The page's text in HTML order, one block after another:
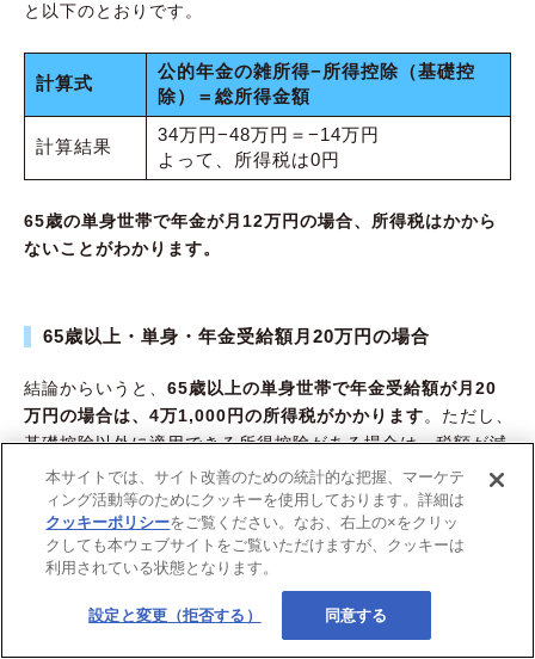
と以下のとおりです。
計算式
公的年金の雑所得−所得控除（基礎控
除）＝総所得金額
計算結果
34万円−48万円＝−14万円
よって、所得税は0円
65歳の単身世帯で年金が月12万円の場合、所得税はかから
ないことがわかります。
65歳以上・単身・年金受給額月20万円の場合
結論からいうと、 65歳以上の単身世帯で年金受給額が月20
万円の場合は、4万1,000円の所得税がかかります。ただし、
基礎控除以外に適用できる所得控除がある場合は、税額が減
る可能性もあるでしょう。具体的な計算方法を見ていきまし
ょう。
はじめに、年間の年金収入金額を計算します。計算式に当て
はめると、収入金額は以下のとおりです。
計算式
毎月の年金収入金額×12＝年間の年金収
本サイトでは、サイト改善のための統計的な把握、マーケテ
ィング活動等のためにクッキーを使用しております。詳細は
クッキーポリシーをご覧ください。なお、右上の×をクリッ
クしても本ウェブサイトをご覧いただけますが、クッキーは
利用されている状態となります。
設定と変更（拒否する） 同意する